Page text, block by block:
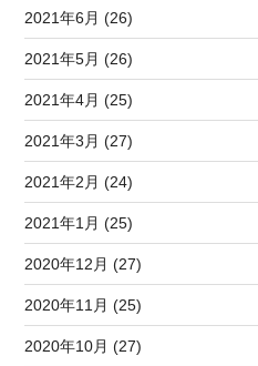
2021年6月 (26)
2021年5月 (26)
2021年4月 (25)
2021年3月 (27)
2021年2月 (24)
2021年1月 (25)
2020年12月 (27)
2020年11月 (25)
2020年10月 (27)